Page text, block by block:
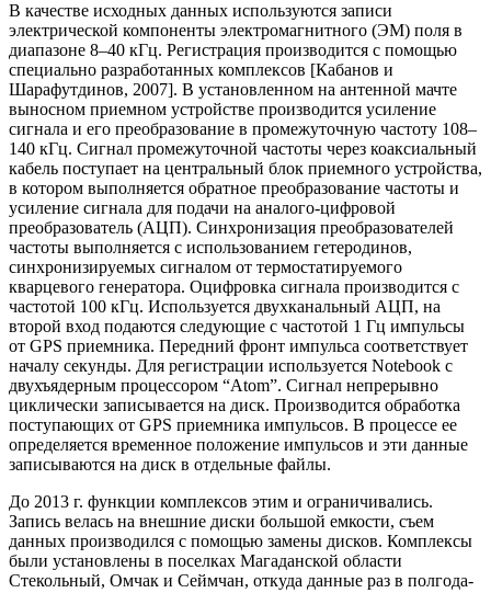
В качестве исходных данных используются записи
электрической компоненты электромагнитного (ЭМ) поля в
диапазоне 8–40 кГц. Регистрация производится с помощью
специально разработанных комплексов [Кабанов и
Шарафутдинов, 2007]. В установленном на антенной мачте
выносном приемном устройстве производится усиление
сигнала и его преобразование в промежуточную частоту 108–
140 кГц. Сигнал промежуточной частоты через коаксиальный
кабель поступает на центральный блок приемного устройства,
в котором выполняется обратное преобразование частоты и
усиление сигнала для подачи на аналого-цифровой
преобразователь (АЦП). Синхронизация преобразователей
частоты выполняется с использованием гетеродинов,
синхронизируемых сигналом от термостатируемого
кварцевого генератора. Оцифровка сигнала производится с
частотой 100 кГц. Используется двухканальный АЦП, на
второй вход подаются следующие с частотой 1 Гц импульсы
от GPS приемника. Передний фронт импульса соответствует
началу секунды. Для регистрации используется Notebook с
двухъядерным процессором “Atom”. Сигнал непрерывно
циклически записывается на диск. Производится обработка
поступающих от GPS приемника импульсов. В процессе ее
определяется временное положение импульсов и эти данные
записываются на диск в отдельные файлы.
До 2013 г. функции комплексов этим и ограничивались.
Запись велась на внешние диски большой емкости, съем
данных производился с помощью замены дисков. Комплексы
были установлены в поселках Магаданской области
Стекольный, Омчак и Сеймчан, откуда данные раз в полгода-